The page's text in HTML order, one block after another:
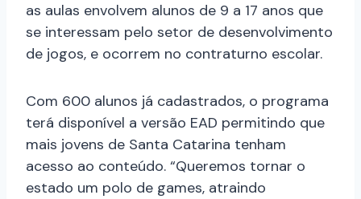
as aulas envolvem alunos de 9 a 17 anos que
se interessam pelo setor de desenvolvimento
de jogos, e ocorrem no contraturno escolar.
Com 600 alunos já cadastrados, o programa
terá disponível a versão EAD permitindo que
mais jovens de Santa Catarina tenham
acesso ao conteúdo. “Queremos tornar o
estado um polo de games, atraindo